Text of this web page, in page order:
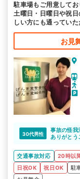
駐車場もご用意してお
土曜日・日曜日や祝
しい方にも通ってい
にお越しください。
お見
30代男性
事故の怪我
ありがとう
交通事故対応 20時以
日祝OK
祝日OK 駐